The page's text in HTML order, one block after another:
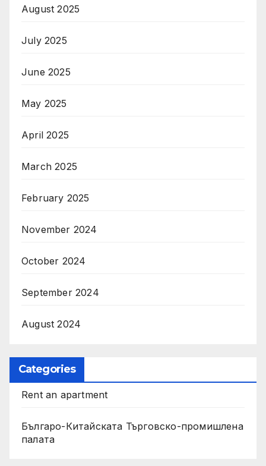
August 2025
July 2025
June 2025
May 2025
April 2025
March 2025
February 2025
November 2024
October 2024
September 2024
August 2024
Categories
Rent an apartment
Българо-Китайската Търговско-промишлена
палата